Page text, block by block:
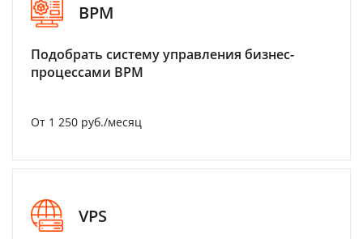
BPM
Подобрать систему управления бизнес-
процессами BPM
От 1 250 руб./месяц
VPS